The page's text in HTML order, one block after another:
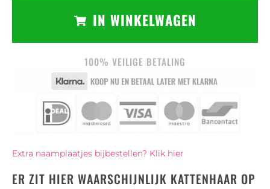
IN WINKELWAGEN
100% VEILIGE BETALING
Extra naamplaatjes bijbestellen? Klik hier
ER ZIT HIER WAARSCHIJNLIJK KATTENHAAR OP